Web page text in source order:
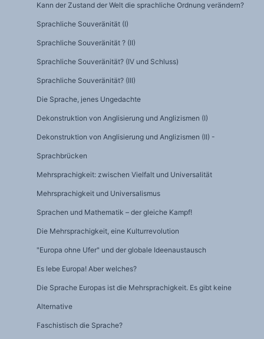
Kann der Zustand der Welt die sprachliche Ordnung verändern?
Sprachliche Souveränität (I)
Sprachliche Souveränität ? (II)
Sprachliche Souveränität? (IV und Schluss)
Sprachliche Souveränität? (III)
Die Sprache, jenes Ungedachte
Dekonstruktion von Anglisierung und Anglizismen (I)
Dekonstruktion von Anglisierung und Anglizismen (II) -
Sprachbrücken
Mehrsprachigkeit: zwischen Vielfalt und Universalität
Mehrsprachigkeit und Universalismus
Sprachen und Mathematik – der gleiche Kampf!
Die Mehrsprachigkeit, eine Kulturrevolution
"Europa ohne Ufer" und der globale Ideenaustausch
Es lebe Europa! Aber welches?
Die Sprache Europas ist die Mehrsprachigkeit. Es gibt keine
Alternative
Faschistisch die Sprache?